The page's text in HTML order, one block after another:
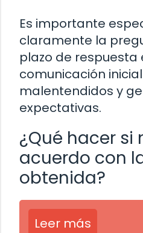
Es importante
claramente la
plazo de respuesta
comunicación
malentendidos y
expectativas.
¿Qué hacer si
acuerdo con
obtenida?
Leer más